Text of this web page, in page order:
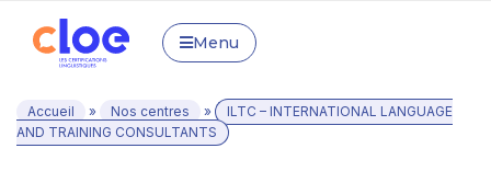
Menu
Accueil » Nos centres »
ILTC – INTERNATIONAL LANGUAGE
AND TRAINING CONSULTANTS